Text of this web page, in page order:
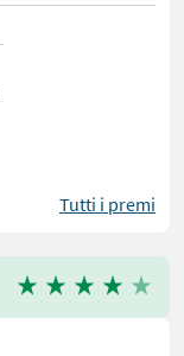
Tutti i premi